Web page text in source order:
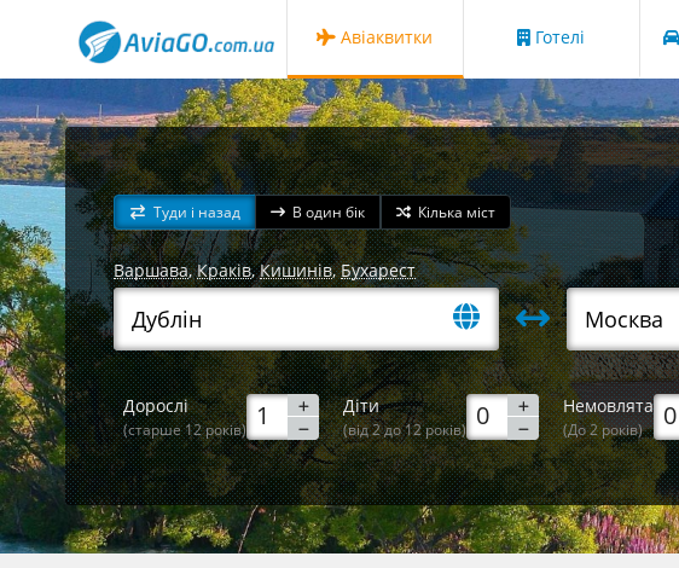
Авіаквитки Готелі
Туди і назад В один бік Кілька міст
Варшава,Краків,Кишинів,Бухарест
Дорослі
(старше 12 років)
Діти
(від 2 до 12 років)
Немовлята
(До 2 років)